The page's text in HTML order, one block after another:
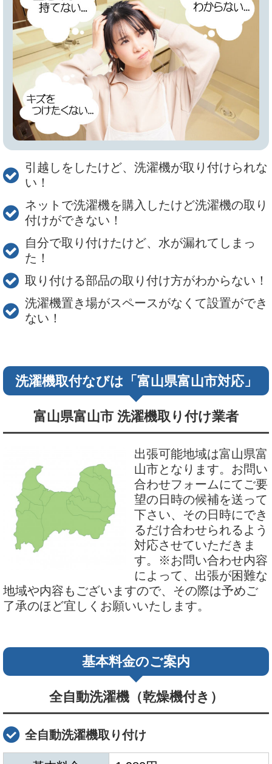
引越しをしたけど、洗濯機が取り付けられな
い！
ネットで洗濯機を購入したけど洗濯機の取り
付けができない！
自分で取り付けたけど、水が漏れてしまっ
た！
取り付ける部品の取り付け方がわからない！
洗濯機置き場がスペースがなくて設置ができ
ない！
洗濯機取付なびは「富山県富山市対応」
富山県富山市 洗濯機取り付け業者
出張可能地域は富山県富
山市となります。お問い
合わせフォームにてご要
望の日時の候補を送って
下さい、その日時にでき
るだけ合わせられるよう
対応させていただきま
す。※お問い合わせ内容
によって、出張が困難な
地域や内容もございますので、その際は予めご
了承のほど宜しくお願いいたします。
基本料金のご案内
全自動洗濯機（乾燥機付き）
全自動洗濯機取り付け